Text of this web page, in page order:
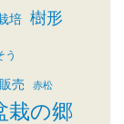
培 樹形
う
販売 赤松
栽の郷